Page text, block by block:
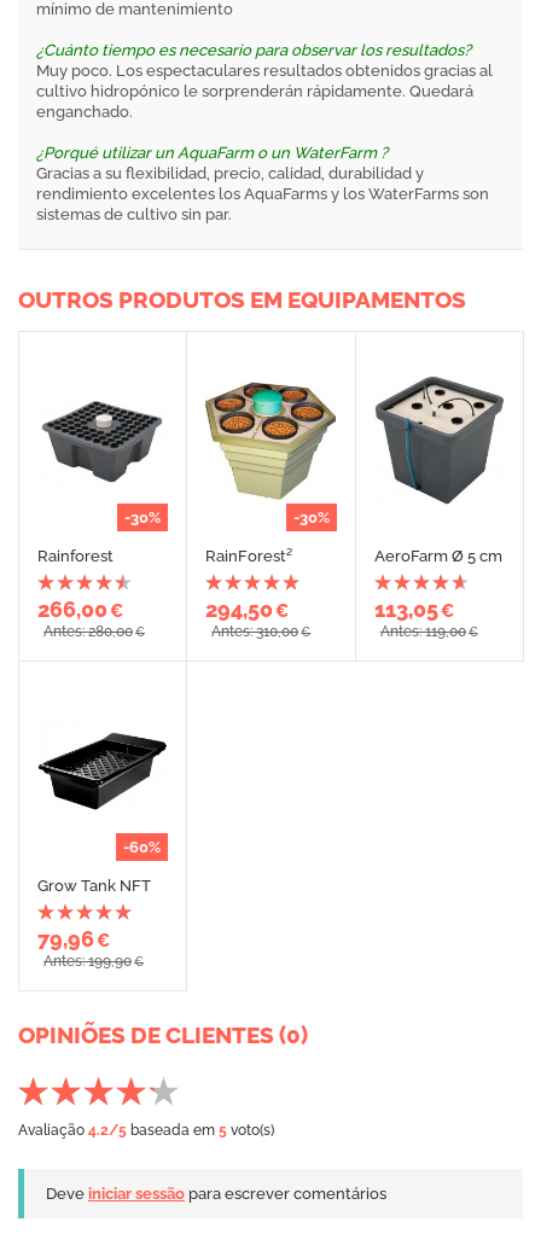
mínimo de mantenimiento
¿Cuánto tiempo es necesario para observar los resultados?
Muy poco. Los espectaculares resultados obtenidos gracias al
cultivo hidropónico le sorprenderán rápidamente. Quedará
enganchado.
¿Porqué utilizar un AquaFarm o un WaterFarm ?
Gracias a su flexibilidad, precio, calidad, durabilidad y
rendimiento excelentes los AquaFarms y los WaterFarms son
sistemas de cultivo sin par.
OUTROS PRODUTOS EM EQUIPAMENTOS
-30%
Rainforest
266,00€
Antes: 280,00€
-30%
RainForest²
294,50€
Antes: 310,00€
AeroFarm Ø 5 cm
113,05€
Antes: 119,00€
-60%
Grow Tank NFT
79,96€
Antes: 199,90€
OPINIÕES DE CLIENTES (0)
Avaliação 4.2/5 baseada em 5 voto(s)
Deve iniciar sessão para escrever comentários